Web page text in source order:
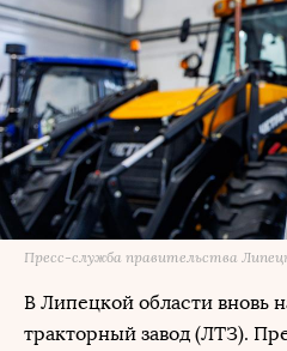
Пресс-служба правительства
В Липецкой области вновь
тракторный завод (ЛТЗ).